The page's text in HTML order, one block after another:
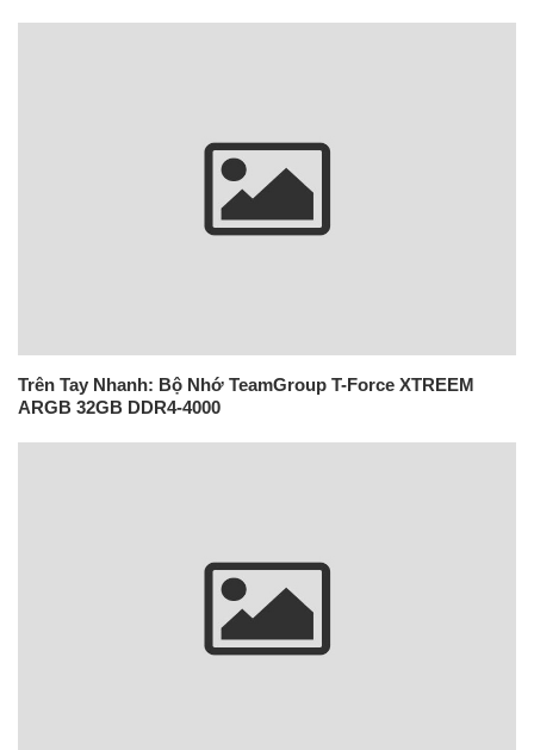
Trên Tay Nhanh: Bộ Nhớ TeamGroup T-Force XTREEM
ARGB 32GB DDR4-4000